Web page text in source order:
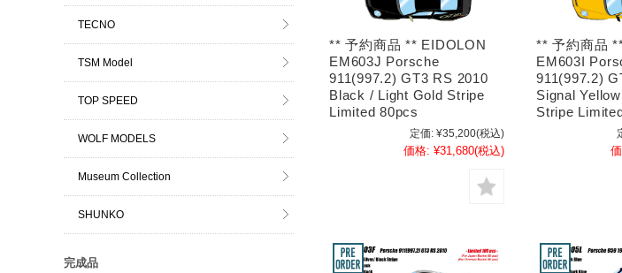
** 予約商品 ** EIDOLON
EM603J Porsche
911(997.2) GT3 RS 2010
Black / Light Gold Stripe
Limited 80pcs
定価: ¥35,200(税込)
価格: ¥31,680(税込)
** 予約商品
EM603I
911(997.2)
Signal
Stripe
TECNO
TSM Model
TOP SPEED
WOLF MODELS
Museum Collection
SHUNKO
完成品